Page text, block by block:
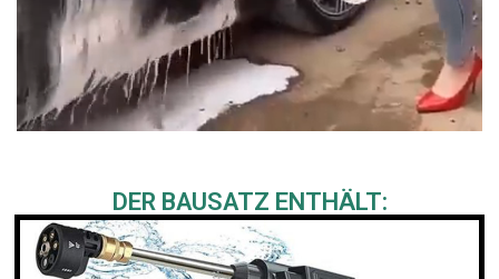
DER BAUSATZ ENTHÄLT: